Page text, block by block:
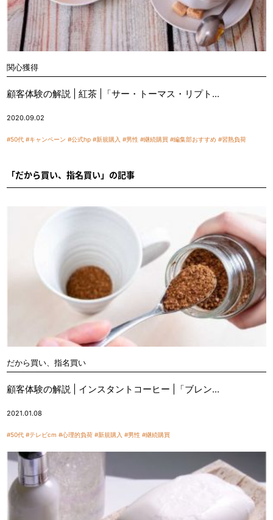
関心獲得
顧客体験の解説 | 紅茶 |「サー・トーマス・リプト...
2020.09.02
#50代 #キャンペーン #公式hp #新規購入 #男性 #継続購買 #編集部おすすめ #習熟負荷
「だから買い、指名買い」の記事
だから買い、指名買い
顧客体験の解説 | インスタントコーヒー |「ブレン...
2021.01.08
#50代 #テレビcm #心理的負荷 #新規購入 #男性 #継続購買